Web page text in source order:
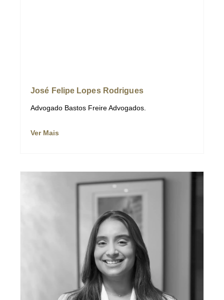
José Felipe Lopes Rodrigues
Advogado Bastos Freire Advogados.
Ver Mais